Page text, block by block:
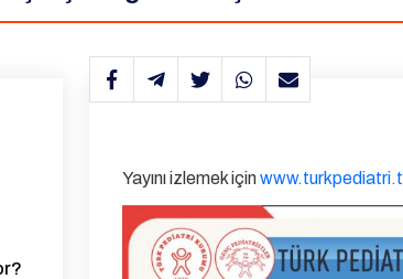
Yayını izlemek için